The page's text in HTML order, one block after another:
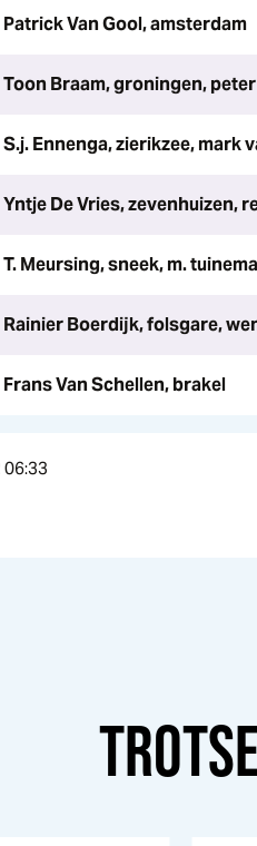
Patrick Van Gool, amsterdam
Toon Braam, groningen,
S.j. Ennenga, zierikzee, mark
Yntje De Vries, zevenhuizen,
T. Meursing, sneek, m. tuinema
Rainier Boerdijk, folsgare,
Frans Van Schellen, brakel